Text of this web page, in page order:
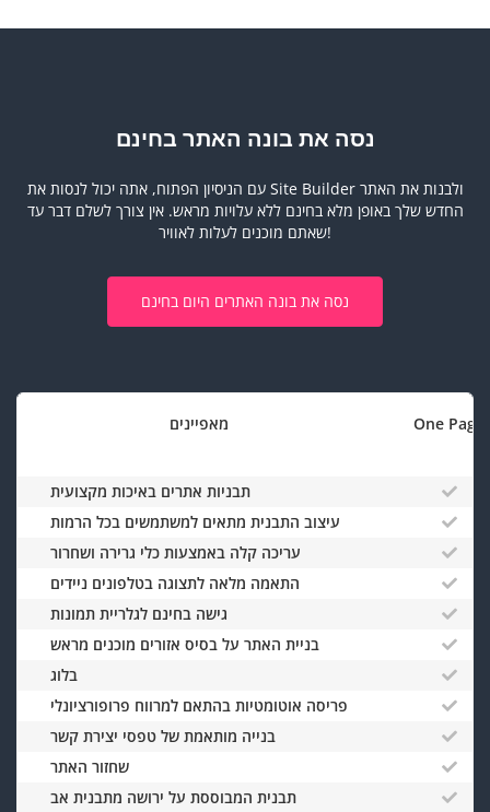
נסה את בונה האתר בחינם
עם הניסיון הפתוח, אתה יכול לנסות את Site Builder ולבנות את האתר
החדש שלך באופן מלא בחינם ללא עלויות מראש.אין צורך לשלם דבר עד
שאתם מוכנים לעלות לאוויר!
נסה את בונה האתרים היום בחינם
מאפיינים One Page
תבניות אתרים באיכות מקצועית
עיצוב התבנית מתאים למשתמשים בכל הרמות
עריכה קלה באמצעות כלי גרירה ושחרור
התאמה מלאה לתצוגה בטלפונים ניידים
גישה בחינם לגלריית תמונות
בניית האתר על בסיס אזורים מוכנים מראש
בלוג
פריסה אוטומטיות בהתאם למרווח פרופורציונלי
בנייה מותאמת של טפסי יצירת קשר
שחזור האתר
תבנית המבוססת על ירושה מתבנית אב